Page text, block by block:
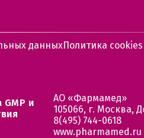
данныхПолитика cookies
и
АО «Фармамед»
105066, г. Москва,
8(495) 744-0618
www.pharmamed.ru